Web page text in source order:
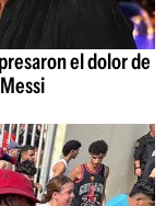
el dolor de